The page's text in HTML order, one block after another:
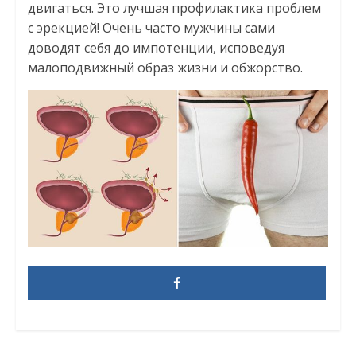
двигаться. Это лучшая профилактика проблем
с эрекцией! Очень часто мужчины сами
доводят себя до импотенции, исповедуя
малоподвижный образ жизни и обжорство.